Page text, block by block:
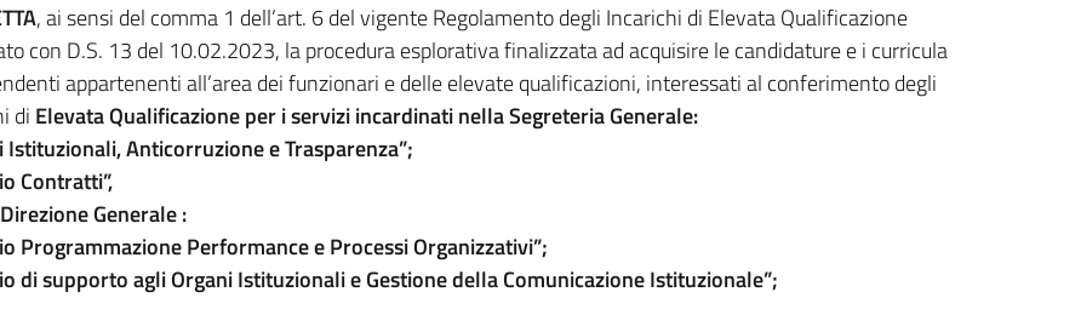
, ai sensi del comma 1 dell’art. 6 del vigente Regolamento degli Incarichi di Elevata Qualificazione
con D.S. 13 del 10.02.2023, la procedura esplorativa finalizzata ad acquisire le candidature e i curricula
appartenenti all’area dei funzionari e delle elevate qualificazioni, interessati al conferimento degli
di Elevata Qualificazione per i servizi incardinati nella Segreteria Generale:
Istituzionali, Anticorruzione e Trasparenza”;
Contratti”,
Generale :
Programmazione Performance e Processi Organizzativi”;
di supporto agli Organi Istituzionali e Gestione della Comunicazione Istituzionale”;